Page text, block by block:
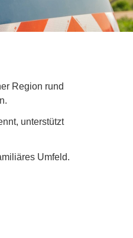
Region rund
unterstützt
Umfeld.